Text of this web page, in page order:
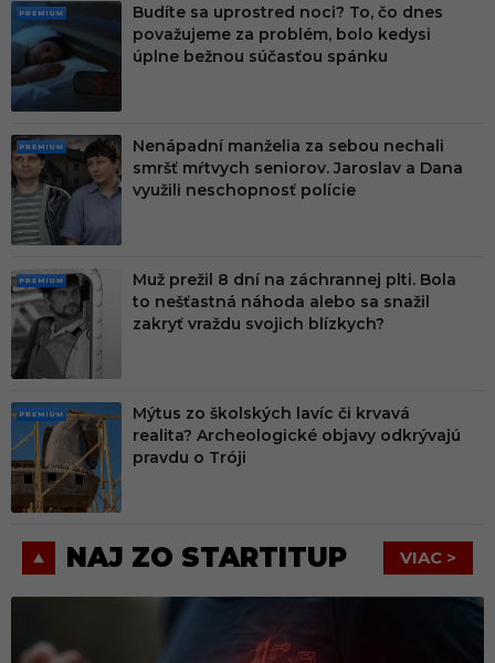
PRE
MIU
M
Budíte sa uprostred noci? To, čo dnes
považujeme za problém, bolo kedysi
úplne bežnou súčasťou spánku
PRE
MIU
M
Nenápadní manželia za sebou nechali
smršť mŕtvych seniorov. Jaroslav a Dana
využili neschopnosť polície
PRE
MIU
M
Muž prežil 8 dní na záchrannej plti. Bola
to nešťastná náhoda alebo sa snažil
zakryť vraždu svojich blízkych?
PRE
MIU
M
Mýtus zo školských lavíc či krvavá
realita? Archeologické objavy odkrývajú
pravdu o Tróji
NAJ ZO STARTITUP VIAC >